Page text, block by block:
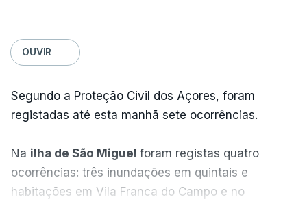
OUVIR
Segundo a Proteção Civil dos Açores, foram
registadas até esta manhã sete ocorrências.
Na ilha de São Miguel foram registas quatro
ocorrências: três inundações em quintais e
habitações em Vila Franca do Campo e no